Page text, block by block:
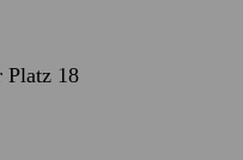
Platz 18